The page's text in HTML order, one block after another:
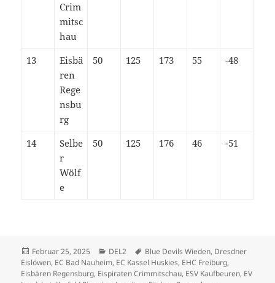
Crim
mitsc
hau
13
Eisbä
ren
Rege
nsbu
rg
50 125 173 55 -48
14
Selbe
r
Wölf
e
50 125 176 46 -51
Veröffentlicht
am
Februar 25, 2025 Kategorien
DEL2 Schlagwörter
Blue Devils Wieden, Dresdner
Eislöwen, EC Bad Nauheim, EC Kassel Huskies, EHC Freiburg,
Eisbären Regensburg, Eispiraten Crimmitschau, ESV Kaufbeuren, EV